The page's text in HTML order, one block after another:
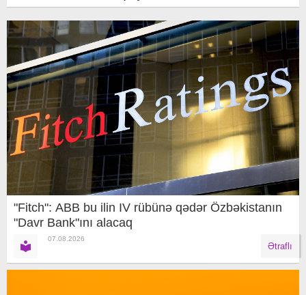
"Fitch": ABB bu ilin IV rübünə qədər Özbəkistanın
"Davr Bank"ını alacaq
07.08.2026
Ətraflı